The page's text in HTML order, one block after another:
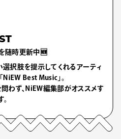
随時更新中🆕
選択肢を提示してくれるアーティ
NiEW Best Music」。
わず、NiEW編集部がオススメす